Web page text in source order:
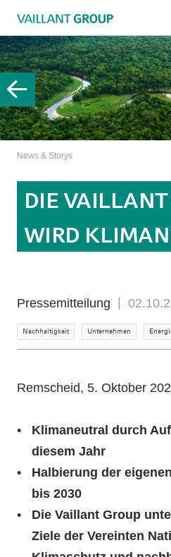
News & Storys
DIE VAILLANT
WIRD
Pressemitteilung
Nachhaltigkeit Unternehmen
Remscheid, 5. Oktober
Klimaneutral durch
diesem Jahr
Halbierung der
bis 2030
Die Vaillant Group
Ziele der Vereinten